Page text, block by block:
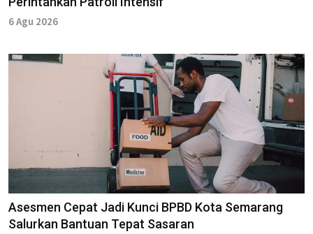
6 Agu 2026
Asesmen Cepat Jadi Kunci BPBD Kota Semarang
Salurkan Bantuan Tepat Sasaran